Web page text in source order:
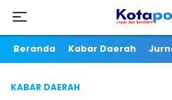
Beranda Kabar Daerah
KABAR DAERAH